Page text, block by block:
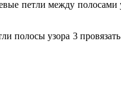
петли между полосами
полосы узора 3